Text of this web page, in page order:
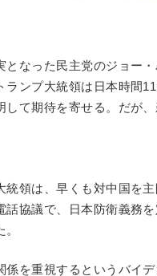
となった民主党のジョー
ランプ大統領は日本時間
して期待を寄せる。だが
統領は、早くも対中国を
話協議で、日本防衛義務
係を重視するというバイ